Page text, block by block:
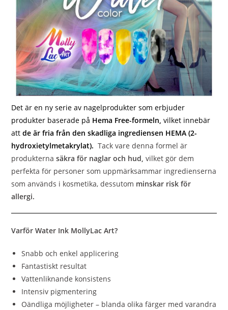
Det är en ny serie av nagelprodukter som erbjuder
produkter baserade på Hema Free-formeln,vilket innebär
attde är fria från den skadliga ingrediensen HEMA (2-
hydroxietylmetakrylat).Tack vare denna formel är
produkternasäkra för naglar och hud, vilket gör dem
perfekta för personer som uppmärksammar ingredienserna
som används i kosmetika, dessutom minskar risk för
allergi.
Varför Water Ink MollyLac Art?
Snabb och enkel applicering
Fantastiskt resultat
Vattenliknande konsistens
Intensiv pigmentering
Oändliga möjligheter – blanda olika färger med varandra